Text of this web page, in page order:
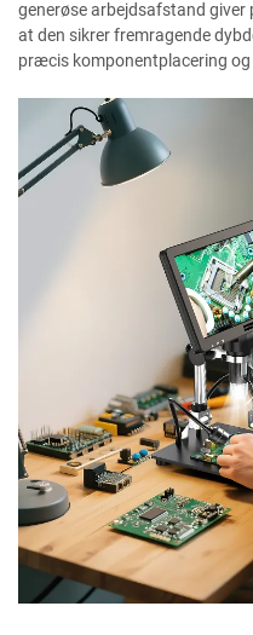
generøse arbejdsafstand
at den sikrer fremragende
præcis komponentplacering og